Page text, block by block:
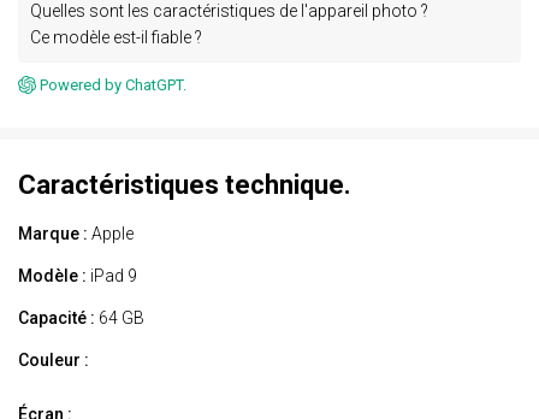
Quelles sont les caractéristiques de l'appareil photo ?
Ce modèle est-il fiable ?
Powered by ChatGPT.
Caractéristiques technique.
Marque : Apple
Modèle : iPad 9
Capacité : 64 GB
Couleur :
Écran :